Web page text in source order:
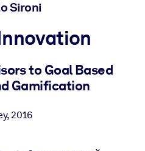
знания в вашу LMS/LXP для
Sironi
to Goal Based
Gamification
,2016